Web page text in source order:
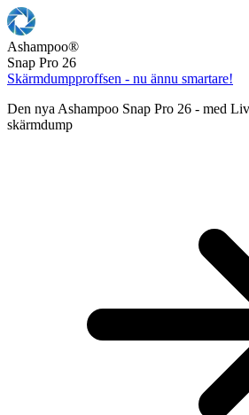
Ashampoo®
Snap Pro 26
Skärmdumpproffsen - nu ännu smartare!
Den nya Ashampoo Snap Pro 26 - med
skärmdump